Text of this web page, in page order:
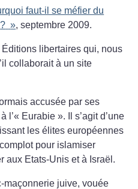
faut-il se méfier du
? », septembre 2009.
libertaires qui, nous
collaborait à un site
accusée par ses
l’« Eurabie ». Il s’agit d’une
les élites européennes
pour islamiser
aux Etats-Unis et à Israël.
maçonnerie juive, vouée